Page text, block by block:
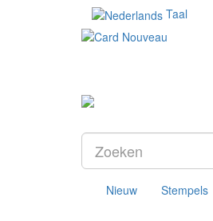
Taal
Nieuw Stempels